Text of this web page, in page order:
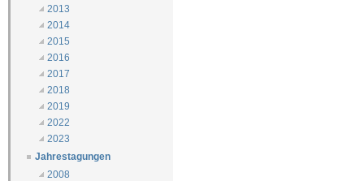
2013
2014
2015
2016
2017
2018
2019
2022
2023
Jahrestagungen
2008